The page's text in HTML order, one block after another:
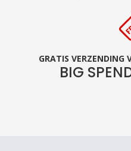
GRATIS
BIG